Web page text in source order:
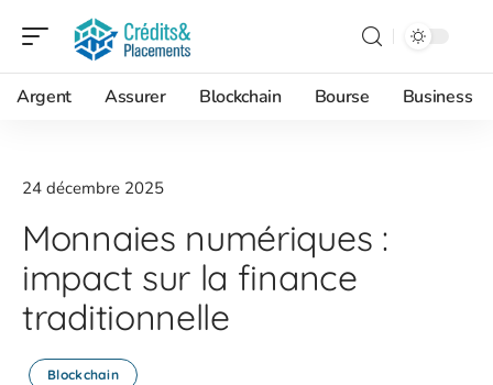
Argent Assurer Blockchain Bourse Business
24 décembre 2025
Monnaies numériques :
impact sur la finance
traditionnelle
Blockchain